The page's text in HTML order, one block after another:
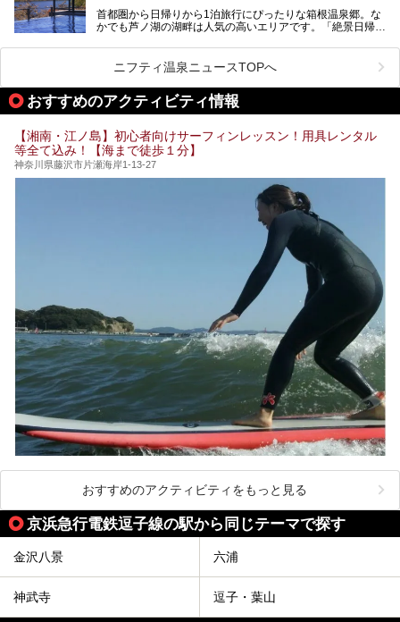
業」「駅近」など、目的別に厳選して紹介します。
今の気分にぴったりの施設を見つけて、最高のリフレッシュ
昭和の日本を代表する建築家の一人、村野藤吾が芦ノ湖の畔
に建てた桃源郷のようなホテルがここ。自家源泉の温泉や、
提供元：株式会社西武・プリンスホテルズワールドワイド
【PR】
この記事はザ・プリンス 箱根芦ノ湖のPR記事です。
首都圏から日帰りから1泊旅行にぴったりな箱根温泉郷。な
かでも芦ノ湖の湖畔は人気の高いエリアです。「絶景日帰り
が楽しめるまさに眺望自慢の日帰り温泉。
そしてここは全24室の「箱根 芦ノ湖畔蛸川温泉 龍宮殿」と
して宿泊もできます。宿泊者は「龍宮殿本館」の営業時間に
加えて、朝6時からの宿泊者専用時間帯にも「龍宮殿本館」
のお風呂が利用できます。
今回は日帰り温泉としての「絶景日帰り温泉 龍宮殿本館
（以下、龍宮殿本館）」と、旅館としての「箱根 芦ノ湖畔
蛸川温泉 龍宮殿（以下、龍宮殿）」の両方の魅力をたっぷ
りお伝えします！
ここは箱根神社、九頭龍神社、白龍神社、箱根元宮と箱根の
4つの神社に囲まれたパワースポットです。
提供元：株式会社西武・プリンスホテルズワールドワイド
この記事は箱根 芦ノ湖畔蛸川温泉 龍宮殿のPR記事です。
ニフティ温泉ニュースTOPへ
おすすめのアクティビティ情報
【湘南・江ノ島】初心者向けサーフィンレッスン！用具レンタル
等全て込み！【海まで徒歩１分】
神奈川県藤沢市片瀬海岸1-13-27
おすすめのアクティビティをもっと見る
京浜急行電鉄逗子線の駅から同じテーマで探す
金沢八景 六浦
神武寺 逗子・葉山